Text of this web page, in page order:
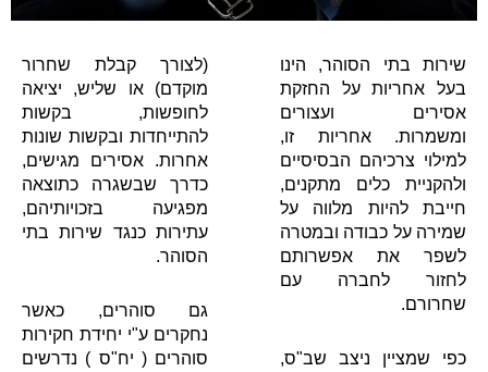
שירות בתי הסוהר, הינו
בעל אחריות על החזקת
אסירים ועצורים
ומשמרות. אחריות זו,
למילוי צרכיהם הבסיסיים
ולהקניית כלים מתקנים,
חייבת להיות מלווה על
שמירה על כבודה ובמטרה
לשפר את אפשרותם
לחזור לחברה עם
שחרורם.
כפי שמציין ניצב שב"ס,
(לצורך קבלת שחרור
מוקדם) או שליש, יציאה
לחופשות, בקשות
להתייחדות ובקשות שונות
אחרות. אסירים מגישים,
כדרך שבשגרה כתוצאה
מפגיעה בזכויותיהם,
עתירות כנגד שירות בתי
הסוהר.
גם סוהרים, כאשר
נחקרים ע"י יחידת חקירות
סוהרים ( יח"ס ) נדרשים